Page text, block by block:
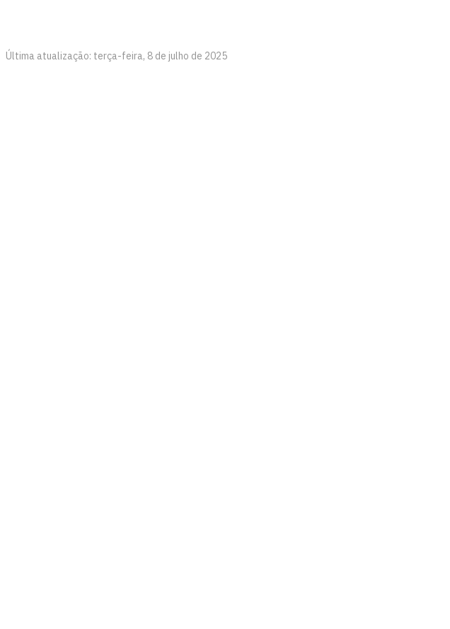
Última atualização: terça-feira, 8 de julho de 2025